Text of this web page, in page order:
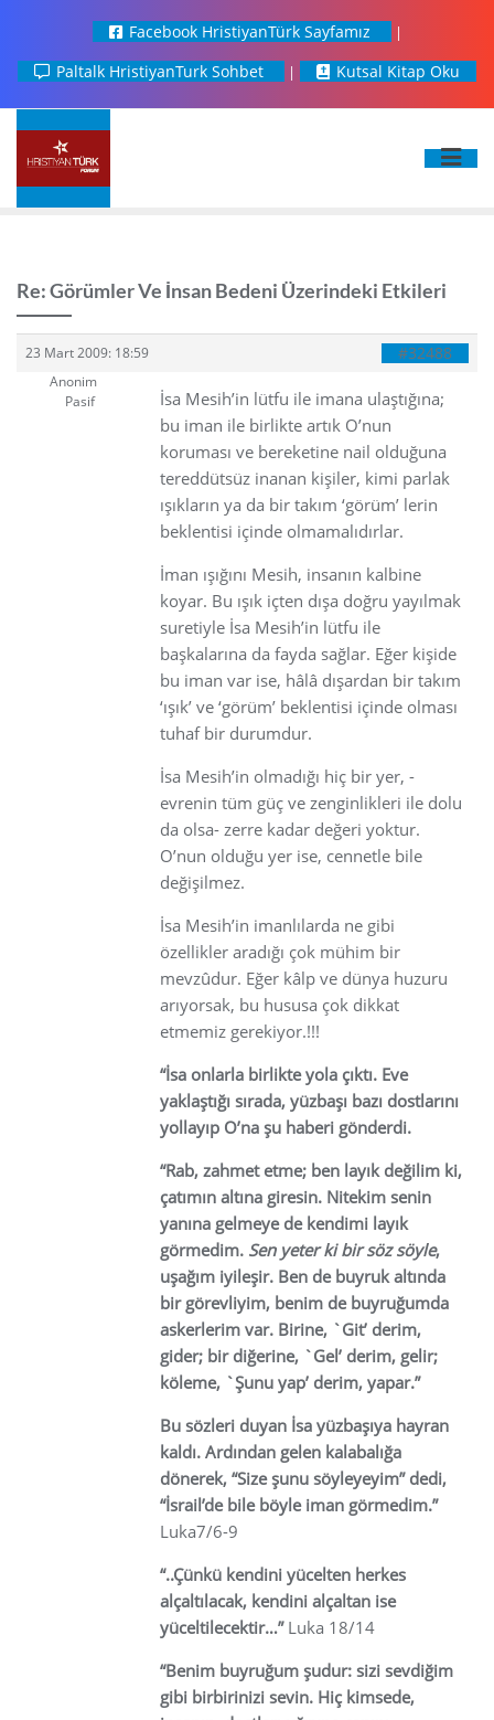
Facebook HristiyanTürk Sayfamız
Paltalk HristiyanTurk Sohbet
Kutsal Kitap Oku
Re: Görümler Ve İnsan Bedeni Üzerindeki Etkileri
23 Mart 2009: 18:59 #32488
Anonim
Pasif
İsa Mesih’in lütfu ile imana ulaştığına;
bu iman ile birlikte artık O’nun
koruması ve bereketine nail olduğuna
tereddütsüz inanan kişiler, kimi parlak
ışıkların ya da bir takım ‘görüm’ lerin
beklentisi içinde olmamalıdırlar.
İman ışığını Mesih, insanın kalbine
koyar. Bu ışık içten dışa doğru yayılmak
suretiyle İsa Mesih’in lütfu ile
başkalarına da fayda sağlar. Eğer kişide
bu iman var ise, hâlâ dışardan bir takım
‘ışık’ ve ‘görüm’ beklentisi içinde olması
tuhaf bir durumdur.
İsa Mesih’in olmadığı hiç bir yer, -
evrenin tüm güç ve zenginlikleri ile dolu
da olsa- zerre kadar değeri yoktur.
O’nun olduğu yer ise, cennetle bile
değişilmez.
İsa Mesih’in imanlılarda ne gibi
özellikler aradığı çok mühim bir
mevzûdur. Eğer kâlp ve dünya huzuru
arıyorsak, bu hususa çok dikkat
etmemiz gerekiyor.!!!
“İsa onlarla birlikte yola çıktı. Eve
yaklaştığı sırada, yüzbaşı bazı dostlarını
yollayıp O’na şu haberi gönderdi.
“Rab, zahmet etme; ben layık değilim ki,
çatımın altına giresin. Nitekim senin
yanına gelmeye de kendimi layık
görmedim. Sen yeter ki bir söz söyle,
uşağım iyileşir. Ben de buyruk altında
bir görevliyim, benim de buyruğumda
askerlerim var. Birine, `Git’ derim,
gider; bir diğerine, `Gel’ derim, gelir;
köleme, `Şunu yap’ derim, yapar.”
Bu sözleri duyan İsa yüzbaşıya hayran
kaldı. Ardından gelen kalabalığa
dönerek, “Size şunu söyleyeyim” dedi,
“İsrail’de bile böyle iman görmedim.”
Luka7/6-9
“..Çünkü kendini yücelten herkes
alçaltılacak, kendini alçaltan ise
yüceltilecektir…” Luka 18/14
“Benim buyruğum şudur: sizi sevdiğim
gibi birbirinizi sevin. Hiç kimsede,